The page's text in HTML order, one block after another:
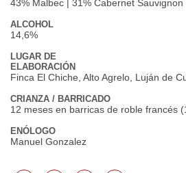
43% Malbec | 31% Cabernet
ALCOHOL
14,6%
LUGAR DE
ELABORACIÓN
Finca El Chiche, Alto Agrelo, Luján de
CRIANZA / BARRICADO
12 meses en barricas de roble francés
ENÓLOGO
Manuel Gonzalez